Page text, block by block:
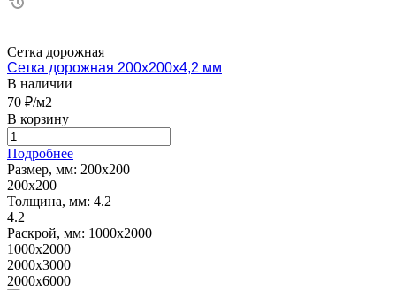
Сетка дорожная
Сетка дорожная 200х200х4,2 мм
В наличии
70 ₽/м2
В корзину
Подробнее
Размер, мм: 200х200
200х200
Толщина, мм: 4.2
4.2
Раскрой, мм: 1000х2000
1000х2000
2000х3000
2000х6000